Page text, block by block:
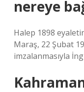
nereye
Halep 1898
Maraş, 22 Şubat
imzalanmasıyla